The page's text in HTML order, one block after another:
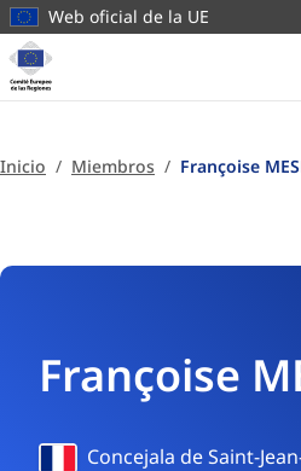
principalWeb oficial de la UE
Página
principal
Comité
de
Inicio Miembros Françoise
Françoise
FranciaConcejala de Saint-